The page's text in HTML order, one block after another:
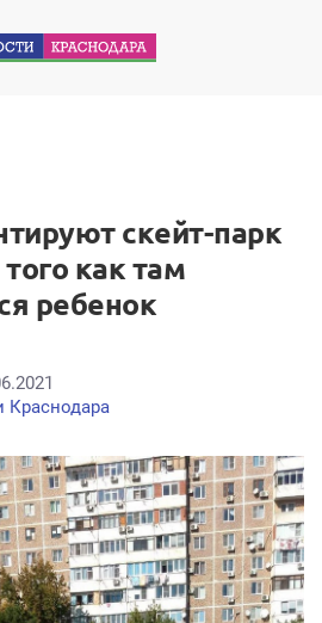
скейт-парк
как там
ребенок
Краснодара